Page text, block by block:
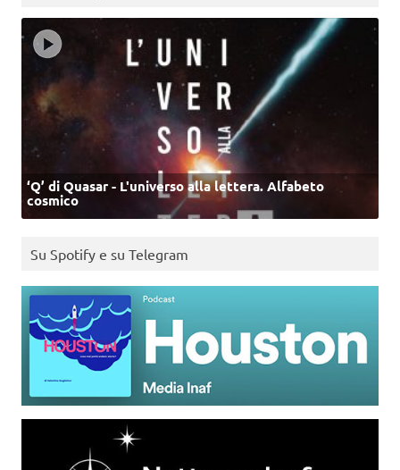
‘Q’ di Quasar - L'universo alla lettera. Alfabeto
cosmico
Su Spotify e su Telegram